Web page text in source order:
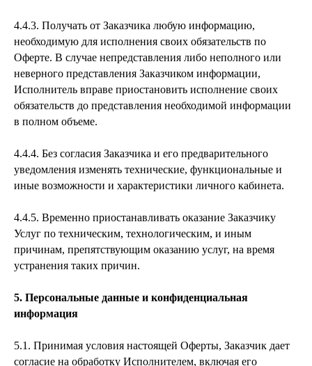
4.4.3. Получать от Заказчика любую информацию,
необходимую для исполнения своих обязательств по
Оферте. В случае непредставления либо неполного или
неверного представления Заказчиком информации,
Исполнитель вправе приостановить исполнение своих
обязательств до представления необходимой информации
в полном объеме.
4.4.4. Без согласия Заказчика и его предварительного
уведомления изменять технические, функциональные и
иные возможности и характеристики личного кабинета.
4.4.5. Временно приостанавливать оказание Заказчику
Услуг по техническим, технологическим, и иным
причинам, препятствующим оказанию услуг, на время
устранения таких причин.
5. Персональные данные и конфиденциальная
информация
5.1. Принимая условия настоящей Оферты, Заказчик дает
согласие на обработку Исполнителем, включая его